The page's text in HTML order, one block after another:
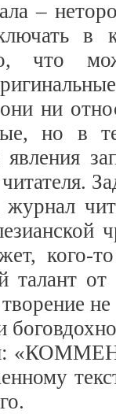
в
что
ни
но в
журнал
кого-
талант
творение